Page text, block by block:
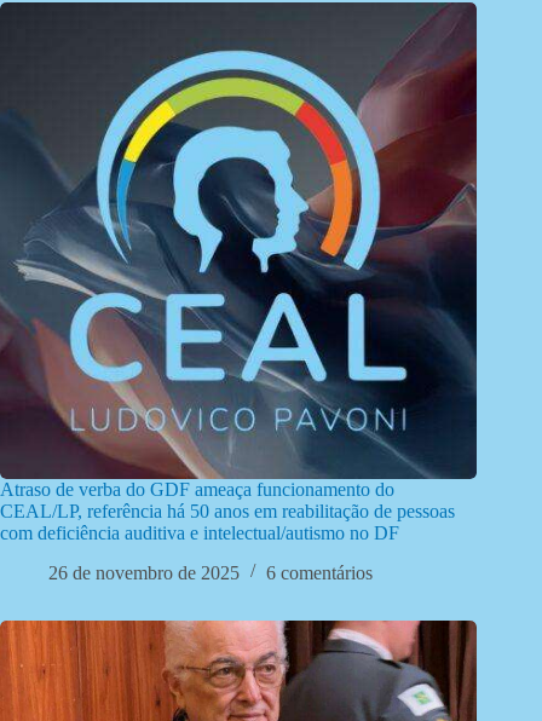
Atraso de verba do GDF ameaça funcionamento do
CEAL/LP, referência há 50 anos em reabilitação de pessoas
com deficiência auditiva e intelectual/autismo no DF
26 de novembro de 2025
6 comentários